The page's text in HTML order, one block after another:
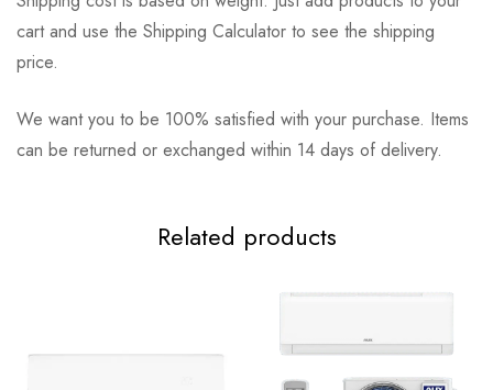
cart and use the Shipping Calculator to see the shipping
price.
We want you to be 100% satisfied with your purchase. Items
can be returned or exchanged within 14 days of delivery.
Related products